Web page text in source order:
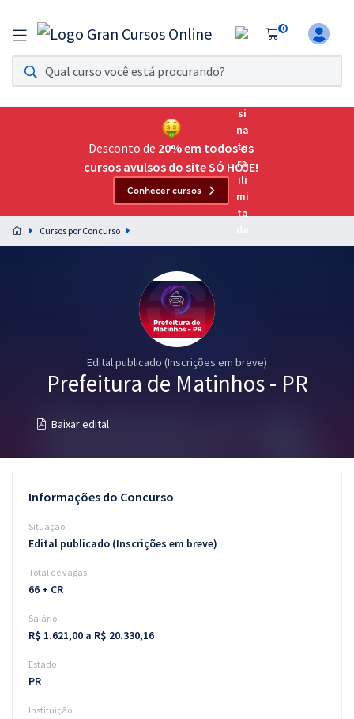
0
Assinatura Ilimitada 11
Acesso a todos os cursos. Teste grátis por 7 dias!
Assinatura OAB Até Passar
Acesso ilimitado a toda preparação para o Exame da
Preparação completa e intensiva para as principais
residências em saúde do Brasil
Conteúdo gratuito
Aprovados
Desconto de 20% em todos os
cursos avulsos do site SÓ HOJE!
Conhecer cursos
Cursos por Concurso
Edital publicado (Inscrições em breve)
Prefeitura de Matinhos - PR
Baixar edital
Informações do Concurso
Situação
Edital publicado (Inscrições em breve)
Total de vagas
66 + CR
Salário
R$ 1.621,00 a R$ 20.330,16
Estado
PR
Instituição